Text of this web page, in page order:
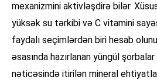
mexanizmini aktivləşdirə bilər.
yüksək su tərkibi və C vitamini
faydalı seçimlərdən biri hesab
əsasında hazırlanan yüngül
nəticəsində itirilən mineral